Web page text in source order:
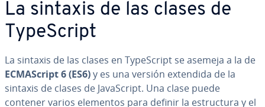
La sintaxis de las clases de
Ty­pe­S­cri­pt
La sintaxis de las clases en Ty­pe­S­cri­pt se asemeja a la de
EC­MA­S­cri­pt 6 (ES6)y es una versión extendida de la
sintaxis de clases de Ja­va­S­cri­pt. Una clase puede
contener varios elementos para definir la es­tru­c­tu­ra y el